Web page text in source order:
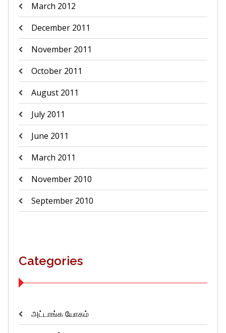
March 2012
December 2011
November 2011
October 2011
August 2011
July 2011
June 2011
March 2011
November 2010
September 2010
Categories
அட்டாங்க யோகம்